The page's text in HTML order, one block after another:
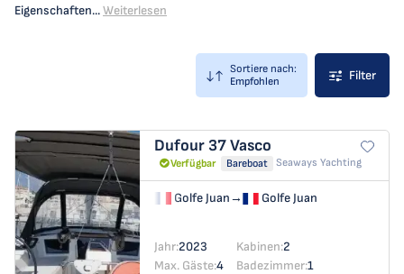
Eigenschaften...Weiterlesen
Sortiere nach:
Empfohlen
Filter
Dufour 37Vasco
Verfügbar Bareboat Seaways Yachting
Golfe Juan→ Golfe Juan
Jahr:2023 Kabinen:2
Max. Gäste:4 Badezimmer:1